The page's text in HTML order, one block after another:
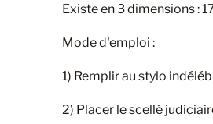
Existe en 3 dimensions:
Mode d'emploi :
1) Remplir au stylo
2) Placer le scellé